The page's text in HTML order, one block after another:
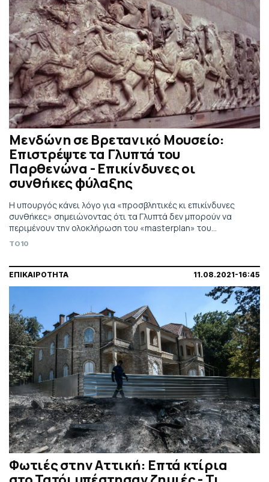
Μενδώνη σε Βρετανικό Μουσείο:
Επιστρέψτε τα Γλυπτά του
Παρθενώνα - Επικίνδυνες οι
συνθήκες φύλαξης
Η υπουργός κάνει λόγο για «προσβλητικές κι επικίνδυνες
συνθήκες» σημειώνοντας ότι τα Γλυπτά δεν μπορούν να
περιμένουν την ολοκλήρωση του «masterplan» του
Βρετανικού Μουσείου, το οποίο δεν πληροί τις ικανές και
TO10
ΕΠΙΚΑΙΡΟΤΗΤΑ 11.08.2021-16:45
Φωτιές στην Αττική: Επτά κτίρια